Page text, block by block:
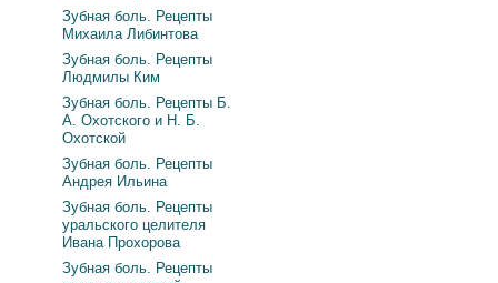
Зубная боль. Рецепты
Михаила Либинтова
Зубная боль. Рецепты
Людмилы Ким
Зубная боль. Рецепты Б.
А. Охотского и Н. Б.
Охотской
Зубная боль. Рецепты
Андрея Ильина
Зубная боль. Рецепты
уральского целителя
Ивана Прохорова
Зубная боль. Рецепты